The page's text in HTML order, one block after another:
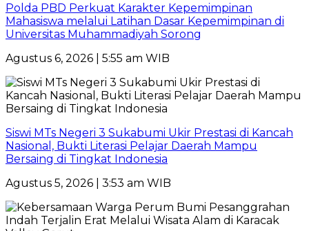
Polda PBD Perkuat Karakter Kepemimpinan
Mahasiswa melalui Latihan Dasar Kepemimpinan di
Universitas Muhammadiyah Sorong
Agustus 6, 2026 | 5:55 am WIB
Siswi MTs Negeri 3 Sukabumi Ukir Prestasi di Kancah
Nasional, Bukti Literasi Pelajar Daerah Mampu
Bersaing di Tingkat Indonesia
Agustus 5, 2026 | 3:53 am WIB